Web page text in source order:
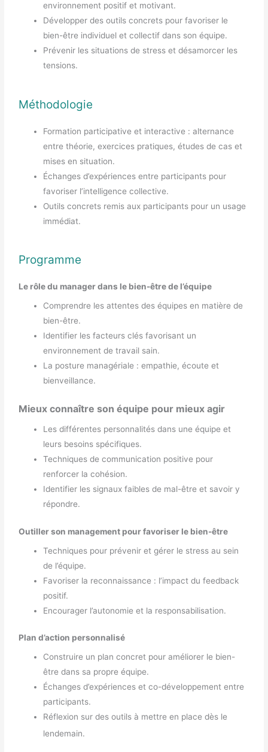
environnement positif et motivant.
Développer des outils concrets pour favoriser le
bien-être individuel et collectif dans son équipe.
Prévenir les situations de stress et désamorcer les
tensions.
Méthodologie
Formation participative et interactive : alternance
entre théorie, exercices pratiques, études de cas et
mises en situation.
Échanges d’expériences entre participants pour
favoriser l’intelligence collective.
Outils concrets remis aux participants pour un usage
immédiat.
Programme
Le rôle du manager dans le bien-être de l’équipe
Comprendre les attentes des équipes en matière de
bien-être.
Identifier les facteurs clés favorisant un
environnement de travail sain.
La posture managériale : empathie, écoute et
bienveillance.
Mieux connaître son équipe pour mieux agir
Les différentes personnalités dans une équipe et
leurs besoins spécifiques.
Techniques de communication positive pour
renforcer la cohésion.
Identifier les signaux faibles de mal-être et savoir y
répondre.
Outiller son management pour favoriser le bien-être
Techniques pour prévenir et gérer le stress au sein
de l’équipe.
Favoriser la reconnaissance : l’impact du feedback
positif.
Encourager l’autonomie et la responsabilisation.
Plan d’action personnalisé
Construire un plan concret pour améliorer le bien-
être dans sa propre équipe.
Échanges d’expériences et co-développement entre
participants.
Réflexion sur des outils à mettre en place dès le
lendemain.